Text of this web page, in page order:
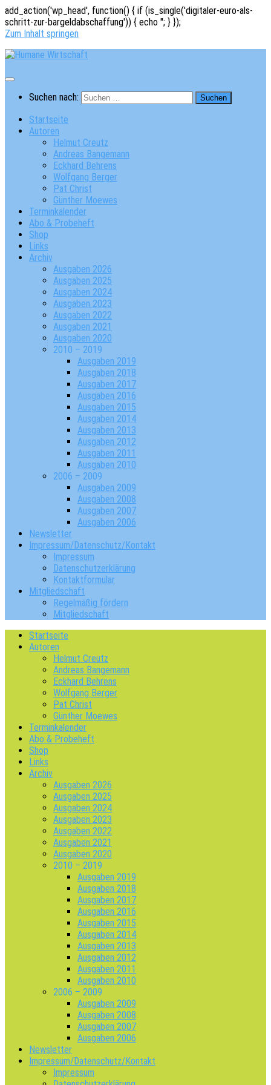
add_action('wp_head', function() { if (is_single('digitaler-euro-als-
schritt-zur-bargeldabschaffung')) { echo ''; } });
Zum Inhalt springen
Suchen nach:
Startseite
Autoren
Helmut Creutz
Andreas Bangemann
Eckhard Behrens
Wolfgang Berger
Pat Christ
Günther Moewes
Terminkalender
Abo & Probeheft
Shop
Links
Archiv
Ausgaben 2026
Ausgaben 2025
Ausgaben 2024
Ausgaben 2023
Ausgaben 2022
Ausgaben 2021
Ausgaben 2020
2010 – 2019
Ausgaben 2019
Ausgaben 2018
Ausgaben 2017
Ausgaben 2016
Ausgaben 2015
Ausgaben 2014
Ausgaben 2013
Ausgaben 2012
Ausgaben 2011
Ausgaben 2010
2006 – 2009
Ausgaben 2009
Ausgaben 2008
Ausgaben 2007
Ausgaben 2006
Newsletter
Impressum/Datenschutz/Kontakt
Impressum
Datenschutzerklärung
Kontaktformular
Mitgliedschaft
Regelmäßig fördern
Mitgliedschaft
Startseite
Autoren
Helmut Creutz
Andreas Bangemann
Eckhard Behrens
Wolfgang Berger
Pat Christ
Günther Moewes
Terminkalender
Abo & Probeheft
Shop
Links
Archiv
Ausgaben 2026
Ausgaben 2025
Ausgaben 2024
Ausgaben 2023
Ausgaben 2022
Ausgaben 2021
Ausgaben 2020
2010 – 2019
Ausgaben 2019
Ausgaben 2018
Ausgaben 2017
Ausgaben 2016
Ausgaben 2015
Ausgaben 2014
Ausgaben 2013
Ausgaben 2012
Ausgaben 2011
Ausgaben 2010
2006 – 2009
Ausgaben 2009
Ausgaben 2008
Ausgaben 2007
Ausgaben 2006
Newsletter
Impressum/Datenschutz/Kontakt
Impressum